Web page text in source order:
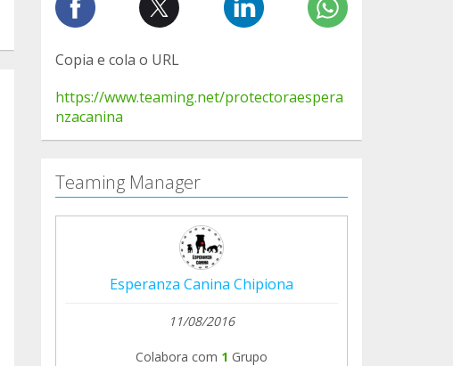
Copia e cola o URL
https://www.teaming.net/protectoraespera
nzacanina
Teaming Manager
Esperanza Canina Chipiona
11/08/2016
Colabora com 1 Grupo